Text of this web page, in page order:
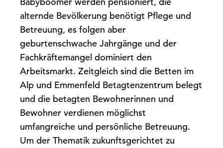
alternde Bevölkerung benötigt Pflege und
Betreuung, es folgen aber
geburtenschwache Jahrgänge und der
Fachkräftemangel dominiert den
Arbeitsmarkt. Zeitgleich sind die Betten im
Alp und Emmenfeld Betagtenzentrum belegt
und die betagten Bewohnerinnen und
Bewohner verdienen möglichst
umfangreiche und persönliche Betreuung.
Um der Thematik zukunftsgerichtet zu